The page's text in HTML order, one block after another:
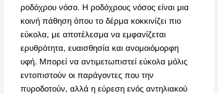
ροδόχρου νόσο. Η ροδόχρους νόσος είναι μια
κοινή πάθηση όπου το δέρμα κοκκινίζει πιο
εύκολα, με αποτέλεσμα να εμφανίζεται
ερυθρότητα, ευαισθησία και ανομοιόμορφη
υφή. Μπορεί να αντιμετωπιστεί εύκολα μόλις
εντοπιστούν οι παράγοντες που την
πυροδοτούν, αλλά η εύρεση ενός αντηλιακού